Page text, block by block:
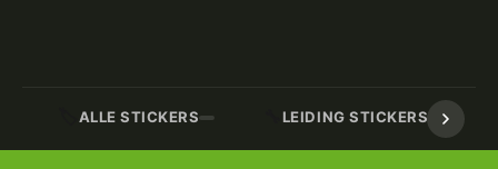
ALLE STICKERS LEIDING STICKERS /